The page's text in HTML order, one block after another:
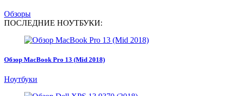
Обзоры
ПОСЛЕДНИЕ НОУТБУКИ:
Обзор MacBook Pro 13 (Mid 2018)
Ноутбуки